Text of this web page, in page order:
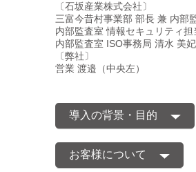
〔石坂産業株式会社〕
三富今昔村事業部 部長 兼 内部
内部監査室 情報セキュリティ担
内部監査室 ISO事務局 清水 美妃
〔弊社〕
営業 渡邉（中央左）
導入の背景・目的
お客様について